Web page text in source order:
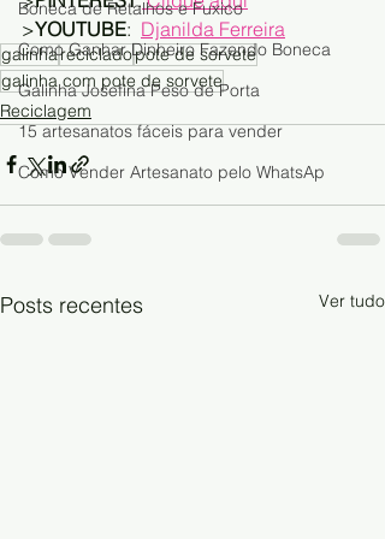
Boneca de Retalhos e Fuxico
Como Ganhar Dinheiro Fazendo Boneca
Galinha Josefina Peso de Porta
15 artesanatos fáceis para vender
Como Vender Artesanato pelo WhatsAp
>YOUTUBE: Djanilda Ferreira
galinharecicladopote de sorvete
galinha com pote de sorvete
Reciclagem
Posts recentes Ver tudo